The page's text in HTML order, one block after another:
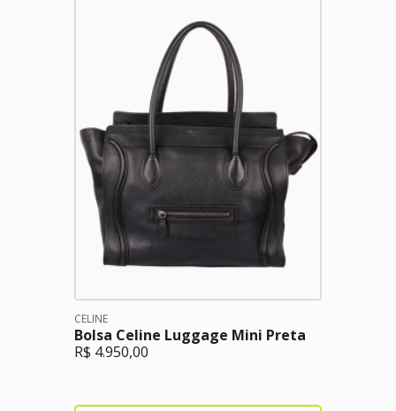
CELINE
Bolsa Celine Luggage Mini Preta
R$ 4.950,00